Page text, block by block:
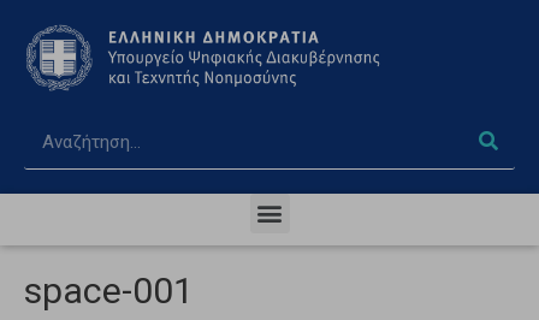
space-001